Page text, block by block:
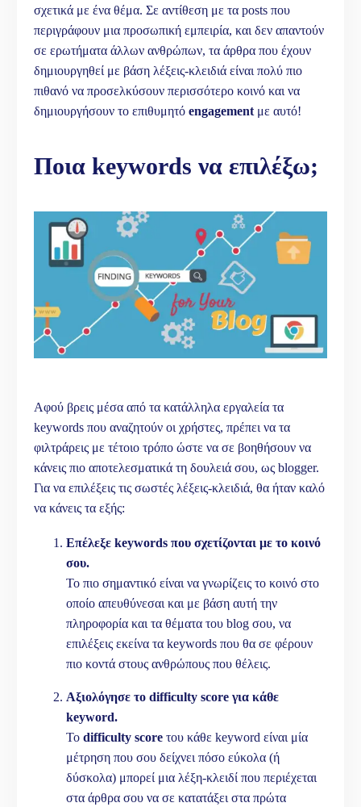
σχετικά με ένα θέμα. Σε αντίθεση με τα posts που
περιγράφουν μια προσωπική εμπειρία, και δεν απαντούν
σε ερωτήματα άλλων ανθρώπων, τα άρθρα που έχουν
δημιουργηθεί με βάση λέξεις-κλειδιά είναι πολύ πιο
πιθανό να προσελκύσουν περισσότερο κοινό και να
δημιουργήσουν το επιθυμητό engagement με αυτό!
Ποια keywords να επιλέξω;
Αφού βρεις μέσα από τα κατάλληλα εργαλεία τα
keywords που αναζητούν οι χρήστες, πρέπει να τα
φιλτράρεις με τέτοιο τρόπο ώστε να σε βοηθήσουν να
κάνεις πιο αποτελεσματικά τη δουλειά σου, ως blogger.
Για να επιλέξεις τις σωστές λέξεις-κλειδιά, θα ήταν καλό
να κάνεις τα εξής:
Επέλεξε keywords που σχετίζονται με το κοινό
σου.
Το πιο σημαντικό είναι να γνωρίζεις το κοινό στο
οποίο απευθύνεσαι και με βάση αυτή την
πληροφορία και τα θέματα του blog σου, να
επιλέξεις εκείνα τα keywords που θα σε φέρουν
πιο κοντά στους ανθρώπους που θέλεις.
Αξιολόγησε το difficulty score για κάθε
keyword.
Το difficulty score του κάθε keyword είναι μία
μέτρηση που σου δείχνει πόσο εύκολα (ή
δύσκολα) μπορεί μια λέξη-κλειδί που περιέχεται
στα άρθρα σου να σε κατατάξει στα πρώτα